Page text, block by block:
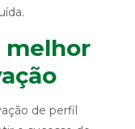
melhor
de perfil